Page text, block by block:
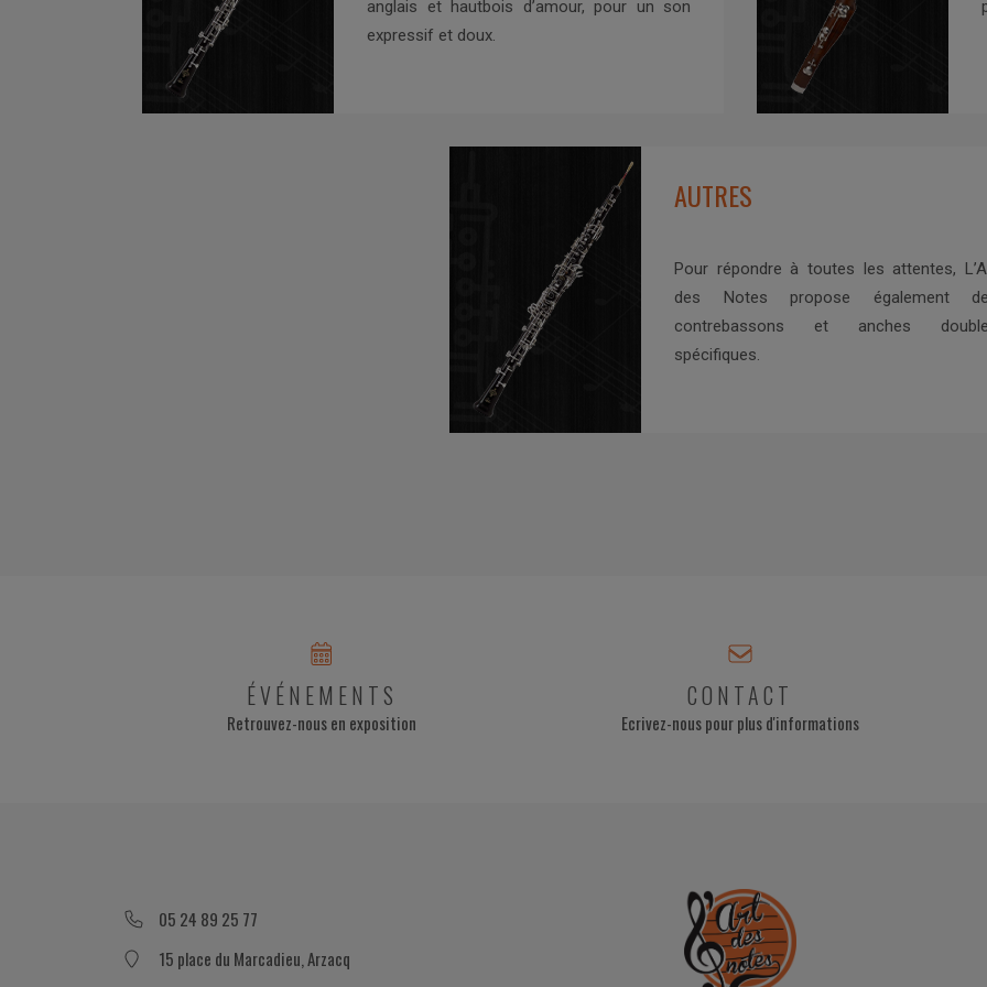
anglais et hautbois d’amour, pour un son
expressif et doux.
AUTRES
Pour répondre à toutes les attentes,
des Notes propose également
contrebassons et anches
spécifiques.
ÉVÉNEMENTS
Retrouvez-nous en exposition
CONTACT
Ecrivez-nous pour plus d'informations
05 24 89 25 77
15 place du Marcadieu, Arzacq